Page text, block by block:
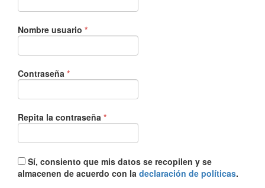
Nombre usuario *Obligatorio
Contraseña *Obligatorio
Repita la contraseña *Obligatorio
almacenen de acuerdo con la declaración de políticas.